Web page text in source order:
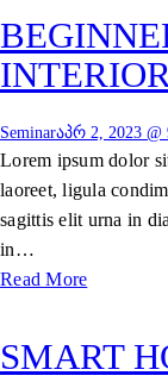
Seminarაპრ 2, 2023 @
Lorem ipsum dolor
laoreet, ligula
sagittis elit urna in
in…
Read More
SMART